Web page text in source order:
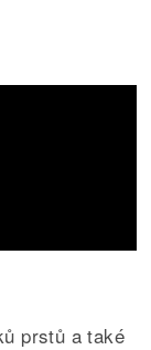
prstů a také